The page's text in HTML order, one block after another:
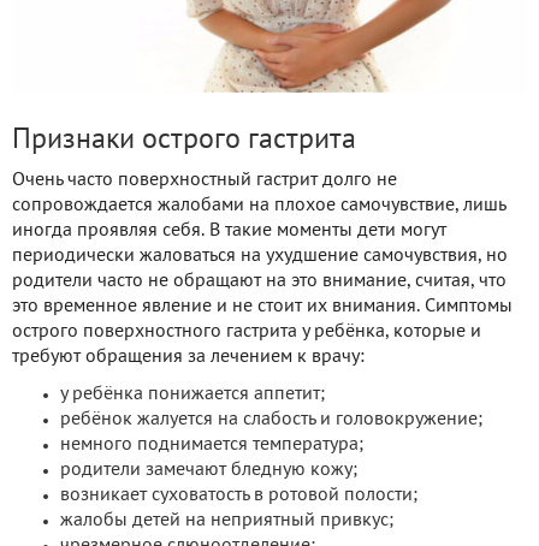
Признаки острого гастрита
Очень часто поверхностный гастрит долго не
сопровождается жалобами на плохое самочувствие, лишь
иногда проявляя себя. В такие моменты дети могут
периодически жаловаться на ухудшение самочувствия, но
родители часто не обращают на это внимание, считая, что
это временное явление и не стоит их внимания. Симптомы
острого поверхностного гастрита у ребёнка, которые и
требуют обращения за лечением к врачу:
у ребёнка понижается аппетит;
ребёнок жалуется на слабость и головокружение;
немного поднимается температура;
родители замечают бледную кожу;
возникает суховатость в ротовой полости;
жалобы детей на неприятный привкус;